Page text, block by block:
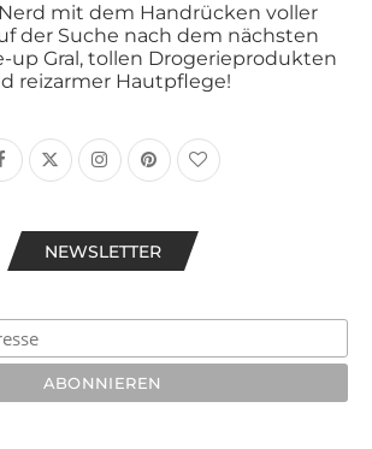
mit dem Handrücken voller
der Suche nach dem nächsten
up Gral, tollen Drogerieprodukten
reizarmer Hautpflege!
NEWSLETTER